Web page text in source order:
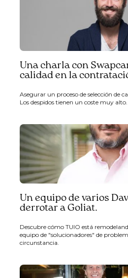
Una charla con
calidad en la
Asegurar un proceso de selección de
Los despidos tienen un coste muy alto.
Un equipo de varios
derrotar a Goliat.
Descubre cómo TUIO está
equipo de "solucionadores" de
circunstancia.